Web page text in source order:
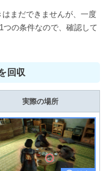
まだできませんが、一度
の条件なので、確認して
回収
実際の場所